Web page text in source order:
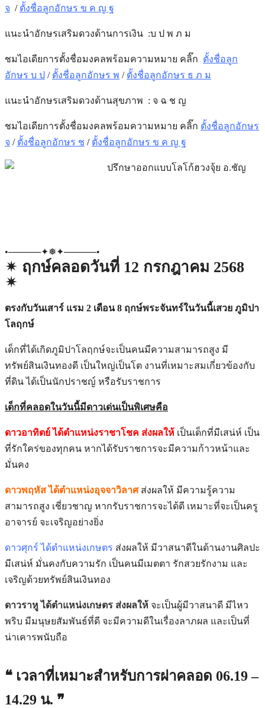
จ / ตั้งชื่อลูกอักษร ข ค ญ ฐ
แนะนำอักษรเสริมดวงด้านการเงิน :บ ป พ ภ ม
ชมไอเดียการตั้งชื่อมงคลพร้อมความหมาย คลิ๊ก ตั้งชื่อลูก
อักษร บ ป / ตั้งชื่อลูกอักษร พ / ตั้งชื่อลูกอักษร ธ ภ ม
แนะนำอักษรเสริมดวงด้านสุขภาพ : จ ฉ ช ญ
ชมไอเดียการตั้งชื่อมงคลพร้อมความหมาย คลิ๊ก ตั้งชื่อลูกอักษร
จ / ตั้งชื่อลูกอักษร ช / ตั้งชื่อลูกอักษร ข ค ญ ฐ
•─────✦❅✦─────•
✴︎ ฤกษ์คลอดวันที่ 12 กรกฎาคม 2568
✴︎
ตรงกับวันเสาร์ แรม 2 เดือน 8 ฤกษ์พระจันทร์ในวันนี้เสวย ภูมิปา
โลฤกษ์
เด็กที่ได้เกิดภูมิปาโลฤกษ์จะเป็นคนมีความสามารถสูง มี
ทรัพย์สินเงินทองดี เป็นใหญ่เป็นโต งานที่เหมาะสมเกี่ยวข้องกับ
ที่ดิน ได้เป็นนักปราชญ์ หรือรับราชการ
เด็กที่คลอดในวันนี้มีดาวเด่นเป็นพิเศษคือ
ดาวอาทิตย์ ได้ตำแหน่งราชาโชค ส่งผลให้ เป็นเด็กที่มีเสน่ห์ เป็น
ที่รักใคร่ของทุกคน หากได้รับราชการจะมีความก้าวหน้าและ
มั่นคง
ดาวพฤหัส ได้ตำแหน่งอุจจาวิลาศส่งผลให้ มีความรู้ความ
สามารถสูง เชี่ยวชาญ หากรับราชการจะได้ดี เหมาะที่จะเป็นครู
อาจารย์ จะเจริญอย่างยิ่ง
ดาวศุกร์ ได้ตำแหน่งเกษตร ส่งผลให้ มีวาสนาดีในด้านงานศิลปะ
มีเสน่ห์ มั่นคงกับความรัก เป็นคนมีเมตตา รักสวยรักงาม และ
เจริญด้วยทรัพย์สินเงินทอง
ดาวราหู ได้ตำแหน่งเกษตร ส่งผลให้ จะเป็นผู้มีวาสนาดี มีไหว
พริบ มีมนุษยสัมพันธ์ที่ดี จะมีความดีในเรื่องลาภผล และเป็นที่
น่าเคารพนับถือ
❝ เวลาที่เหมาะสำหรับการผ่าคลอด 06.19 –
14.29 น. ❞